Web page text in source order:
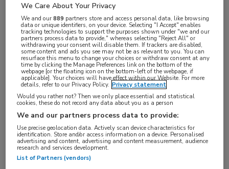
Hoewel het gebruik van doxycycline na
onbeschermde seks bij transgendervrouwen en
bij mannen die seks hebben met mannen, de
Aandachtsgebieden:
Antibioticaresistentie ,Bacteriële infecties ,
Schimmelinfecties,SOA,Venereologie
Tags:
doxycycline
postexpositieprofylaxe,sekseverschillen
transgender
We Care About Your Privacy
We and our889 partners store and access personal data, like browsing
data or unique identifiers, on your device. Selecting "I Accept" enables
tracking technologies to support the purposes shown under "we and our
partners process data to provide," whereas selecting "Reject All" or
withdrawing your consent will disable them. If trackers are disabled,
some content and ads you see may not be as relevant to you. You can
resurface this menu to change your choices or withdraw consent at any
time by clicking the Manage Preferences link on the bottom of the
webpage [or the floating icon on the bottom-left of the webpage, if
applicable]. Your choices will have effect within our Website. For more
details, refer to our Privacy Policy. Privacy statement
Would you rather not? Then we only place essential and statistical
cookies, these do not record any data about you as a person
We and our partners process data to provide:
Use precise geolocation data. Actively scan device characteristics for
identification. Store and/or access information on a device. Personalised
advertising and content, advertising and content measurement, audience
research and services development.
List of Partners (vendors)